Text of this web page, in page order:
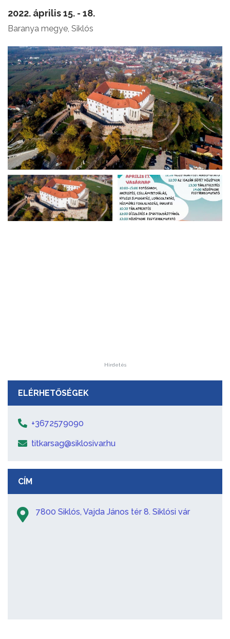
2022. április 15. - 18.
Baranya megye, Siklós
Hirdetés
ELÉRHETŐSÉGEK
+3672579090
titkarsag@siklosivar.hu
CÍM
7800 Siklós, Vajda János tér 8. Siklósi vár